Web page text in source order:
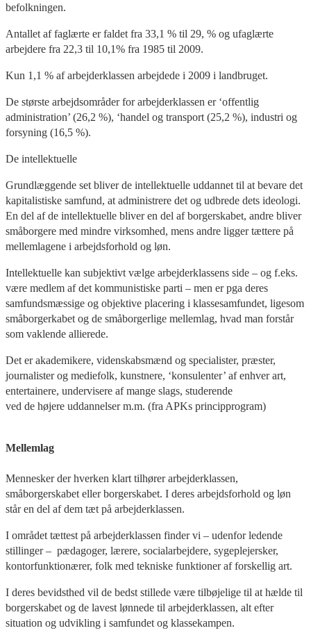
befolkningen.
Antallet af faglærte er faldet fra 33,1 % til 29, % og ufaglærte
arbejdere fra 22,3 til 10,1% fra 1985 til 2009.
Kun 1,1 % af arbejderklassen arbejdede i 2009 i landbruget.
De største arbejdsområder for arbejderklassen er ‘offentlig
administration’ (26,2 %), ‘handel og transport (25,2 %), industri og
forsyning (16,5 %).
De intellektuelle
Grundlæggende set bliver de intellektuelle uddannet til at bevare det
kapitalistiske samfund, at administrere det og udbrede dets ideologi.
En del af de intellektuelle bliver en del af borgerskabet, andre bliver
småborgere med mindre virksomhed, mens andre ligger tættere på
mellemlagene i arbejdsforhold og løn.
Intellektuelle kan subjektivt vælge arbejderklassens side – og f.eks.
være medlem af det kommunistiske parti – men er pga deres
samfundsmæssige og objektive placering i klassesamfundet, ligesom
småborgerkabet og de småborgerlige mellemlag, hvad man forstår
som vaklende allierede.
Det er akademikere, videnskabsmænd og specialister, præster,
journalister og mediefolk, kunstnere, ‘konsulenter’ af enhver art,
entertainere, undervisere af mange slags, studerende
ved de højere uddannelser m.m. (fra APKs principprogram)
Mellemlag
Mennesker der hverken klart tilhører arbejderklassen,
småborgerskabet eller borgerskabet. I deres arbejdsforhold og løn
står en del af dem tæt på arbejderklassen.
I området tættest på arbejderklassen finder vi – udenfor ledende
stillinger – pædagoger, lærere, socialarbejdere, sygeplejersker,
kontorfunktionærer, folk med tekniske funktioner af forskellig art.
I deres bevidsthed vil de bedst stillede være tilbøjelige til at hælde til
borgerskabet og de lavest lønnede til arbejderklassen, alt efter
situation og udvikling i samfundet og klassekampen.